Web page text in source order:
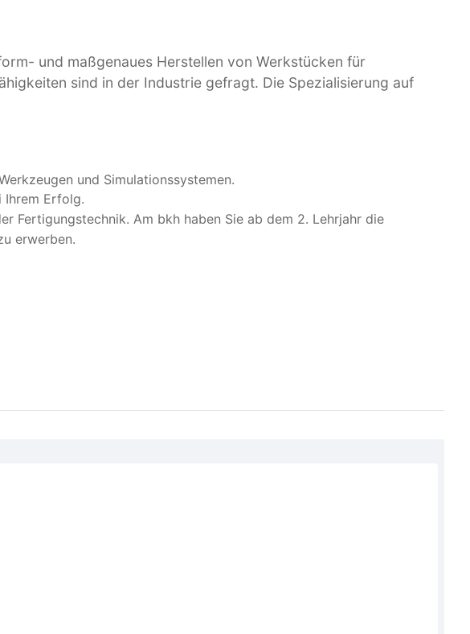
und maßgenaues Herstellen von Werkstücken für
sind in der Industrie gefragt. Die Spezialisierung auf
und Simulationssystemen.
Ihrem Erfolg.
Fertigungstechnik. Am bkh haben Sie ab dem 2. Lehrjahr die
erwerben.